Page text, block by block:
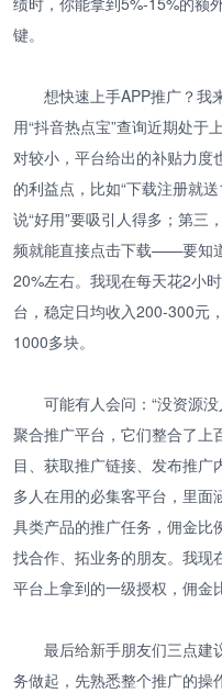
键。
想快速上手APP推广？我
用“抖音热点宝”查询近期处于
对较小，平台给出的补贴力
的利益点，比如“下载注册就
说“好用”要吸引人得多；第三
频就能直接点击下载——要知
20%左右。我现在每天花2小
台，稳定日均收入200-300元
1000多块。
可能有人会问：“没资源
聚合推广平台，它们整合了上
目、获取推广链接、发布推
多人在用的必集客平台，里面
具类产品的推广任务，佣金比
找合作、拓业务的朋友。我现
平台上拿到的一级授权，佣金
最后给新手朋友们三点建
务做起，先熟悉整个推广的操